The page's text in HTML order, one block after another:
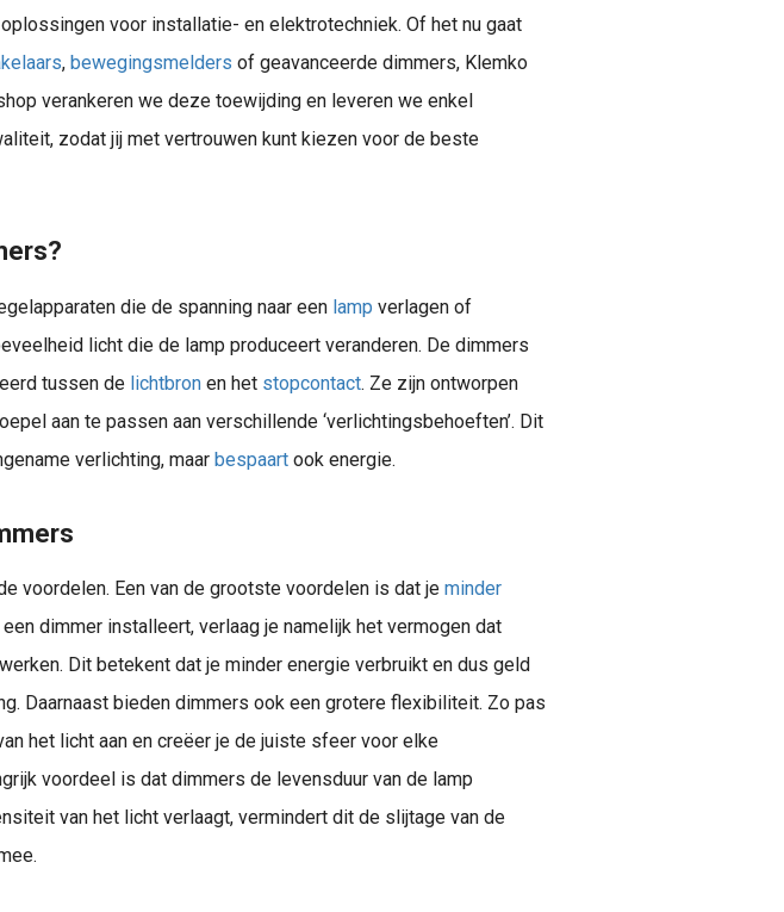
voor installatie- en elektrotechniek. Of het nu gaat
, bewegingsmelders of geavanceerde dimmers, Klemko
verankeren we deze toewijding en leveren we enkel
zodat jij met vertrouwen kunt kiezen voor de beste
die de spanning naar een lamp verlagen of
licht die de lamp produceert veranderen. De dimmers
tussen de lichtbron en het stopcontact. Ze zijn ontworpen
aan te passen aan verschillende ‘verlichtingsbehoeften’. Dit
verlichting, maar bespaart ook energie.
voordelen. Een van de grootste voordelen is dat je minder
dimmer installeert, verlaag je namelijk het vermogen dat
Dit betekent dat je minder energie verbruikt en dus geld
Daarnaast bieden dimmers ook een grotere flexibiliteit. Zo pas
het licht aan en creëer je de juiste sfeer voor elke
voordeel is dat dimmers de levensduur van de lamp
van het licht verlaagt, vermindert dit de slijtage van de